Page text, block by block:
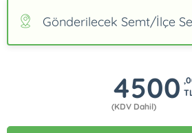
Gönderilecek Semt/İlçe
4500
(KDV Dahil)